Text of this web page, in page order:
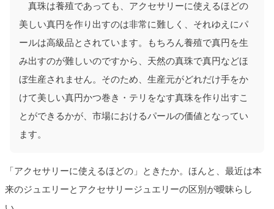
真珠は養殖であっても、アクセサリーに使えるほどの
美しい真円を作り出すのは非常に難しく、それゆえにパ
ールは高級品とされています。もちろん養殖で真円を生
み出すのが難しいのですから、天然の真珠で真円などほ
ぼ生産されません。そのため、生産元がどれだけ手をか
けて美しい真円かつ巻き・テリをなす真珠を作り出すこ
とができるかが、市場におけるパールの価値となってい
ます。
「アクセサリーに使えるほどの」ときたか。ほんと、最近は本
来のジュエリーとアクセサリージュエリーの区別が曖昧らし